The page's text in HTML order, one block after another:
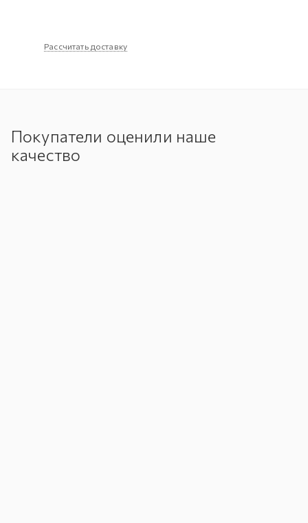
Рассчитать доставку
Покупатели оценили наше
качество